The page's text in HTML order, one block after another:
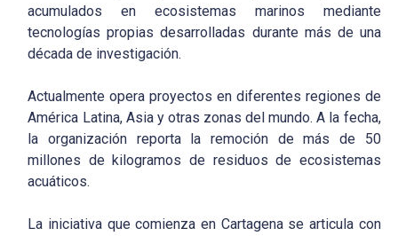
acumulados en ecosistemas marinos mediante
tecnologías propias desarrolladas durante más de una
década de investigación.
Actualmente opera proyectos en diferentes regiones de
América Latina, Asia y otras zonas del mundo. A la fecha,
la organización reporta la remoción de más de 50
millones de kilogramos de residuos de ecosistemas
acuáticos.
La iniciativa que comienza en Cartagena se articula con